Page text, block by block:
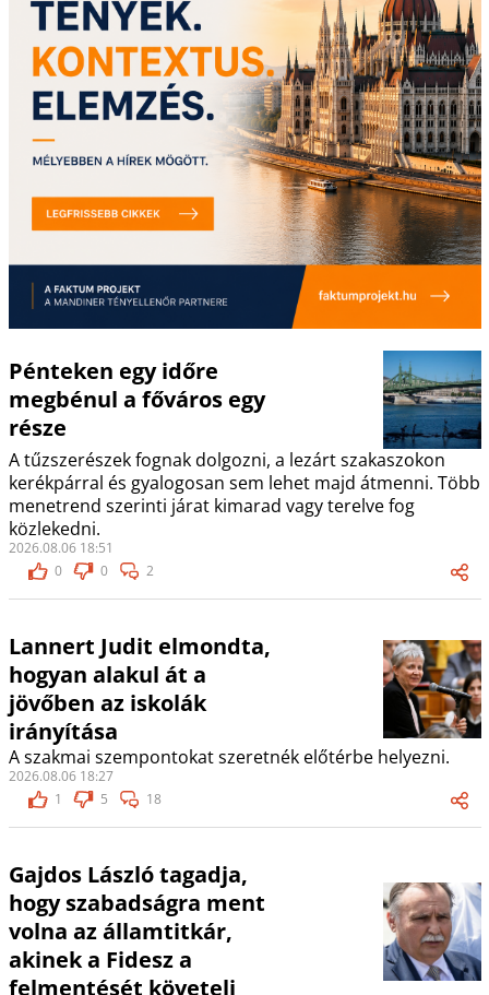
Pénteken egy időre
megbénul a főváros egy
része
A tűzszerészek fognak dolgozni, a lezárt szakaszokon
kerékpárral és gyalogosan sem lehet majd átmenni. Több
menetrend szerinti járat kimarad vagy terelve fog
közlekedni.
2026.08.06 18:51
0
0 2
Lannert Judit elmondta,
hogyan alakul át a
jövőben az iskolák
irányítása
A szakmai szempontokat szeretnék előtérbe helyezni.
2026.08.06 18:27
1
5 18
Gajdos László tagadja,
hogy szabadságra ment
volna az államtitkár,
akinek a Fidesz a
felmentését követeli